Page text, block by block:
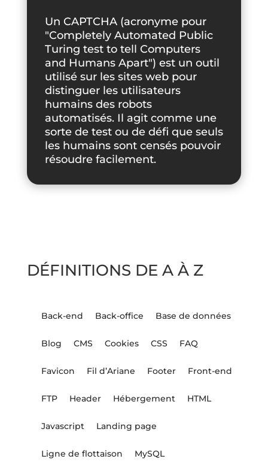
Un CAPTCHA (acronyme pour
"Completely Automated Public
Turing test to tell Computers
and Humans Apart") est un outil
utilisé sur les sites web pour
distinguer les utilisateurs
humains des robots
automatisés. Il agit comme une
sorte de test ou de défi que seuls
les humains sont censés pouvoir
résoudre facilement.
DÉFINITIONS DE A À Z
Back-end Back-office Base de données
Blog CMS Cookies CSS FAQ
Favicon Fil d’Ariane Footer Front-end
FTP Header Hébergement HTML
Javascript Landing page
Ligne de flottaison MySQL